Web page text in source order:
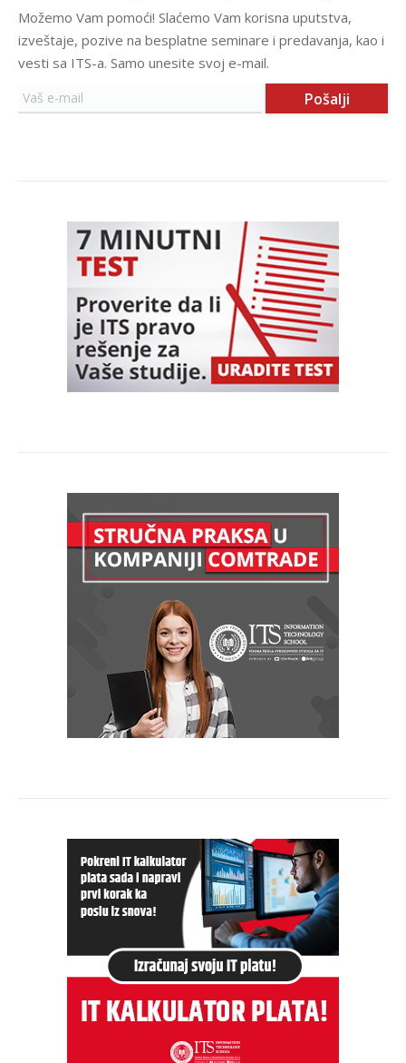
Možemo Vam pomoći! Slaćemo Vam korisna uputstva,
izveštaje, pozive na besplatne seminare i predavanja, kao i
vesti sa ITS-a. Samo unesite svoj e-mail.